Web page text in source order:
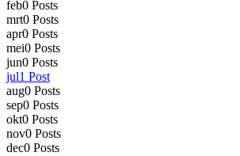
feb0 Posts
mrt0 Posts
apr0 Posts
mei0 Posts
jun0 Posts
jul1 Post
aug0 Posts
sep0 Posts
okt0 Posts
nov0 Posts
dec0 Posts